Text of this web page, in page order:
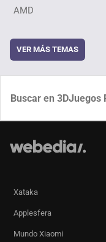
AMD
VER MÁS TEMAS
Xataka
Applesfera
Mundo Xiaomi